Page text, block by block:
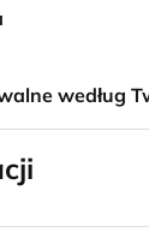
według